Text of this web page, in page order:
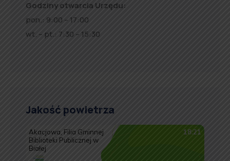
Godziny otwarcia Urzędu:
pon.: 9:00 – 17:00
wt. – pt.: 7:30 – 15:30
Jakość powietrza